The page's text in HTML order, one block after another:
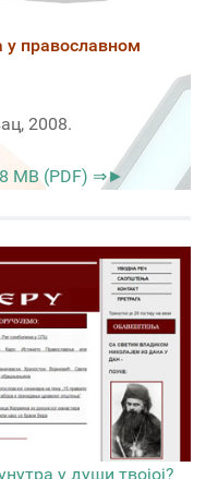
у православном
2008.
MB (PDF) ⇒►
у души твојој?